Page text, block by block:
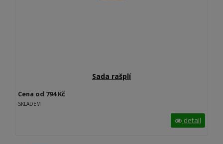
Sada rašplí
Cena od 794 Kč
SKLADEM
detail